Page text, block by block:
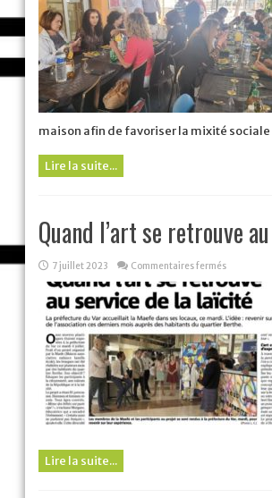
maison afin de favoriser la mixité
Lire la suite...
Quand l’art se retrouve
7 juillet 2023 Commentaires ferméssur
l’art
se
retrouve
au
service
de
la
laïcité
à
La
Seyne
Lire la suite...